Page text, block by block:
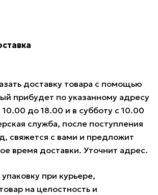
доставку товара с помощью
прибудет по указанному адресу
до 18.00 и в субботу с 10.00
служба, после поступления
свяжется с вами и предложит
время доставки. Уточнит адрес.
при курьере,
на целостность и